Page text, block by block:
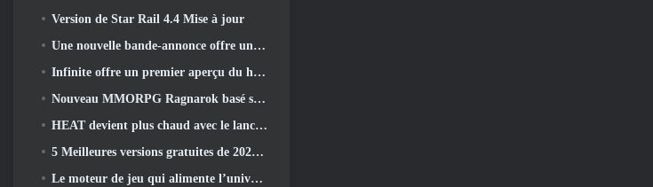
Version de Star Rail 4.4 Mise à jour
Une nouvelle bande-annonce offre un aperçu du gameplay de Silver Palace
Infinite offre un premier aperçu du héros ressemblant à une sirène à venir dans le printemps-été 2013: Lumière du soir
Nouveau MMORPG Ragnarok basé sur un navigateur, L'univers Ragnarok annoncé
HEAT devient plus chaud avec le lancement d'une nouvelle carte du désert
5 Meilleures versions gratuites de 2025, Vaut-il toujours la peine d'y jouer 2026?
Le moteur de jeu qui alimente l’univers mono-fragment d’Eve Online est désormais open source